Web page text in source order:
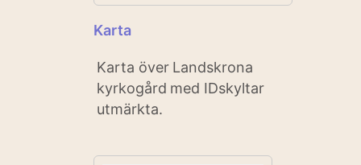
Karta
Karta över Landskrona
kyrkogård med IDskyltar
utmärkta.